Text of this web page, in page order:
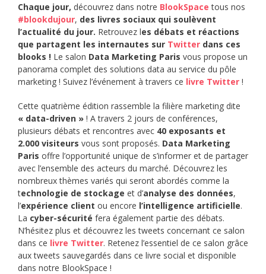
Chaque jour, découvrez dans notre BlookSpace tous nos
#blookdujour, des livres sociaux qui soulèvent
l’actualité du jour. Retrouvez les débats et réactions
que partagent les internautes sur Twitter dans ces
blooks ! Le salon Data Marketing Paris vous propose un
panorama complet des solutions data au service du pôle
marketing ! Suivez l’événement à travers ce livre Twitter !
Cette quatrième édition rassemble la filière marketing dite
« data-driven » ! A travers 2 jours de conférences,
plusieurs débats et rencontres avec 40 exposants et
2.000 visiteurs vous sont proposés. Data Marketing
Paris offre l’opportunité unique de s’informer et de partager
avec l’ensemble des acteurs du marché. Découvrez les
nombreux thèmes variés qui seront abordés comme la
technologie de stockage et d’analyse des données,
l’expérience client ou encore l’intelligence artificielle.
La cyber-sécurité fera également partie des débats.
N’hésitez plus et découvrez les tweets concernant ce salon
dans ce livre Twitter. Retenez l’essentiel de ce salon grâce
aux tweets sauvegardés dans ce livre social et disponible
dans notre BlookSpace !